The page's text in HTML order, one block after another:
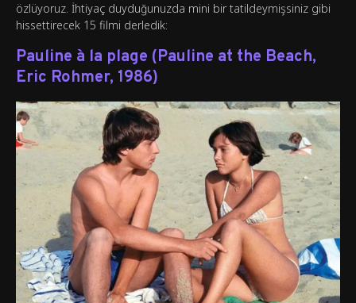
özlüyoruz. İhtiyaç duyduğunuzda mini bir tatildeymişsiniz gibi
hissettirecek 15 filmi derledik:
Pauline à la plage (Pauline at the Beach,
Eric Rohmer, 1986)